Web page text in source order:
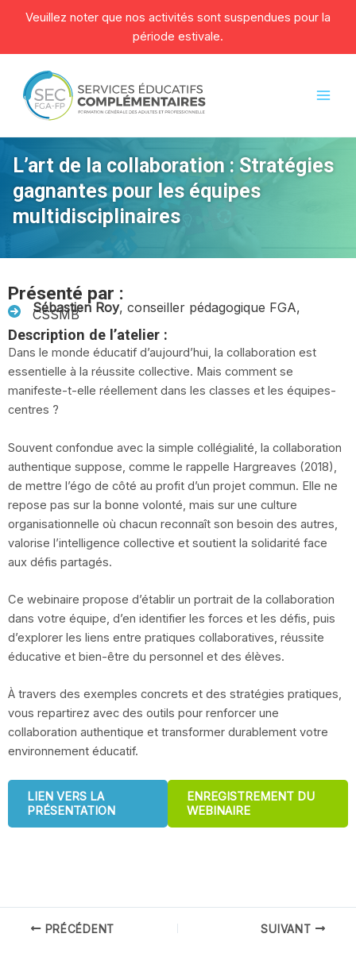
Veuillez noter que nos activités sont suspendues pour la
période estivale.
contenu
L’art de la collaboration : Stratégies
gagnantes pour les équipes
multidisciplinaires
Présenté par :
Sébastien Roy, conseiller pédagogique FGA,
CSSMB
Description de l’atelier :
Dans le monde éducatif d’aujourd’hui, la collaboration est
essentielle à la réussite collective. Mais comment se
manifeste-t-elle réellement dans les classes et les équipes-
centres ?
Souvent confondue avec la simple collégialité, la collaboration
authentique suppose, comme le rappelle Hargreaves (2018),
de mettre l’égo de côté au profit d’un projet commun. Elle ne
repose pas sur la bonne volonté, mais sur une culture
organisationnelle où chacun reconnaît son besoin des autres,
valorise l’intelligence collective et soutient la solidarité face
aux défis partagés.
Ce webinaire propose d’établir un portrait de la collaboration
dans votre équipe, d’en identifier les forces et les défis, puis
d’explorer les liens entre pratiques collaboratives, réussite
éducative et bien-être du personnel et des élèves.
À travers des exemples concrets et des stratégies pratiques,
vous repartirez avec des outils pour renforcer une
collaboration authentique et transformer durablement votre
environnement éducatif.
LIEN VERS LA
PRÉSENTATION
ENREGISTREMENT DU
WEBINAIRE
Navigation
PRÉCÉDENT SUIVANT